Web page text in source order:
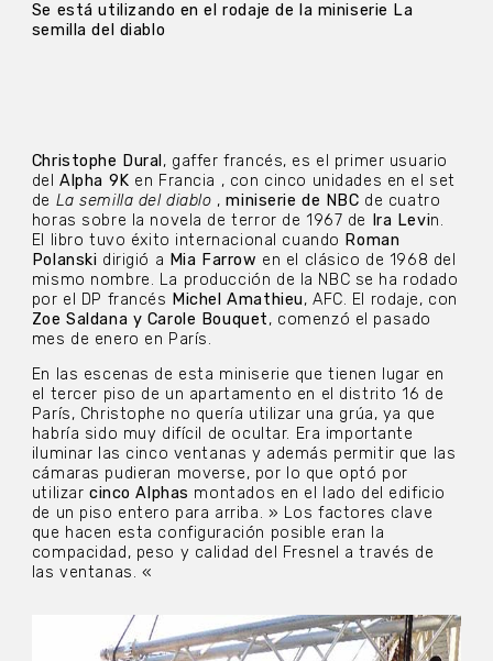
Se está utilizando en el rodaje de la miniserie La
semilla del diablo
Christophe Dural , gaffer francés, es el primer usuario
delAlpha 9K en Francia , con cinco unidades en el set
de La semilla del diablo ,miniserie de NBC de cuatro
horas sobre la novela de terror de 1967 de
Ira Levin.
El libro tuvo éxito internacional cuando Roman
Polanski dirigió a Mia Farrow en el clásico de 1968 del
mismo nombre. La producción de la NBC se ha rodado
por el DP francés Michel Amathieu, AFC. El rodaje, con
Zoe Saldana y Carole Bouquet, comenzó el pasado
mes de enero en París.
En las escenas de esta miniserie que tienen lugar en
el tercer piso de un apartamento en el distrito 16 de
París, Christophe no quería utilizar una grúa, ya que
habría sido muy difícil de ocultar. Era importante
iluminar las cinco ventanas y además permitir que las
cámaras pudieran moverse, por lo que optó por
utilizar cinco Alphas montados en el lado del edificio
de un piso entero para arriba. » Los factores clave
que hacen esta configuración posible eran la
compacidad, peso y calidad del Fresnel a través de
las ventanas. «